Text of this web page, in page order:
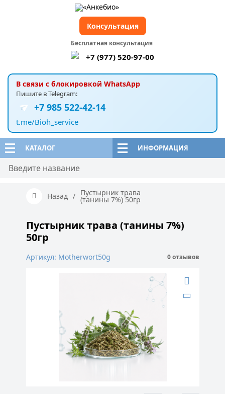
КАТАЛОГ ИНФОРМАЦИЯ
В связи с блокировкой WhatsApp
Пишите в Telegram:
+7 985 522-42-14
t.me/Bioh_service
Бесплатная консультация
+7 (977) 520-97-00
Консультация
Назад / Пустырник трава
(танины 7%) 50гр
Пустырник трава (танины 7%)
50гр
Артикул: Motherwort50g 0 отзывов